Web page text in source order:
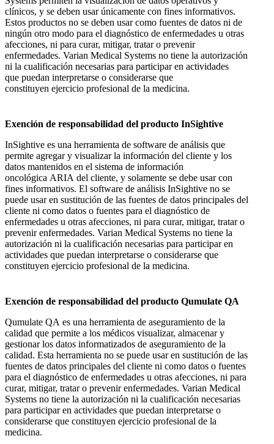
clínicos, y se deben usar únicamente con fines informativos.
Estos productos no se deben usar como fuentes de datos ni de
ningún otro modo para el diagnóstico de enfermedades u otras
afecciones, ni para curar, mitigar, tratar o prevenir
enfermedades. Varian Medical Systems no tiene la autorización
ni la cualificación necesarias para participar en actividades
que puedan interpretarse o considerarse que
constituyen ejercicio profesional de la medicina.
Exención de responsabilidad del producto InSightive
InSightive es una herramienta de software de análisis que
permite agregar y visualizar la información del cliente y los
datos mantenidos en el sistema de información
oncológica ARIA del cliente, y solamente se debe usar con
fines informativos. El software de análisis InSightive no se
puede usar en sustitución de las fuentes de datos principales del
cliente ni como datos o fuentes para el diagnóstico de
enfermedades u otras afecciones, ni para curar, mitigar, tratar o
prevenir enfermedades. Varian Medical Systems no tiene la
autorización ni la cualificación necesarias para participar en
actividades que puedan interpretarse o considerarse que
constituyen ejercicio profesional de la medicina.
Exención de responsabilidad del producto Qumulate QA
Qumulate QA es una herramienta de aseguramiento de la
calidad que permite a los médicos visualizar, almacenar y
gestionar los datos informatizados de aseguramiento de la
calidad. Esta herramienta no se puede usar en sustitución de las
fuentes de datos principales del cliente ni como datos o fuentes
para el diagnóstico de enfermedades u otras afecciones, ni para
curar, mitigar, tratar o prevenir enfermedades. Varian Medical
Systems no tiene la autorización ni la cualificación necesarias
para participar en actividades que puedan interpretarse o
considerarse que constituyen ejercicio profesional de la
medicina.